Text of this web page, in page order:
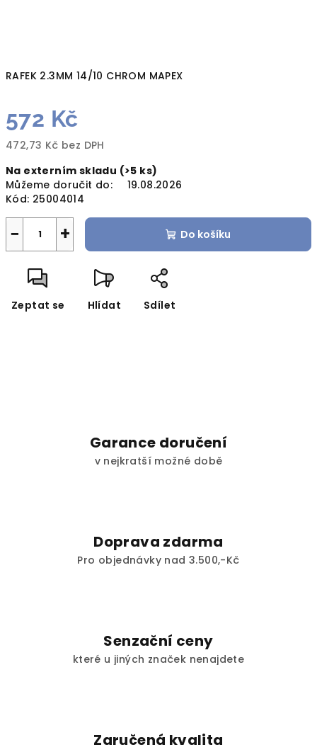
RAFEK 2.3MM 14/10 CHROM MAPEX
572 Kč
472,73 Kč bez DPH
cena:
Na externím skladu (>5 ks)
Můžeme doručit do:
19.08.2026
Kód: 25004014
+
− Do košíku
Zeptat se Hlídat Sdílet
Garance doručení
v nejkratší možné době
Doprava zdarma
Pro objednávky nad 3.500,-Kč
Senzační ceny
které u jiných značek nenajdete
Zaručená kvalita